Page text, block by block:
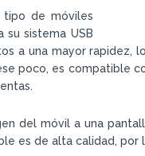
tipo de móviles
su sistema USB
a una mayor rapidez,
poco, es compatible
del móvil a una
es de alta calidad,